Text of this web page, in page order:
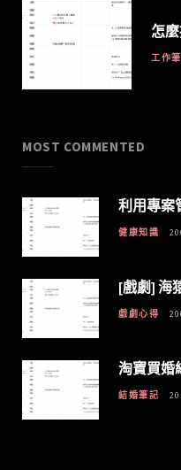
怎
工作
MOST COMMENTED
利用專案
健康知識
[戲劇] 海
戲劇心得
淘寶買婚
結婚筆記